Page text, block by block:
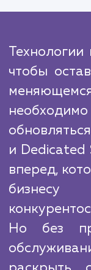
проводим
все работает
услуги, но
благодаря
команды и
каждому
сервер, мы